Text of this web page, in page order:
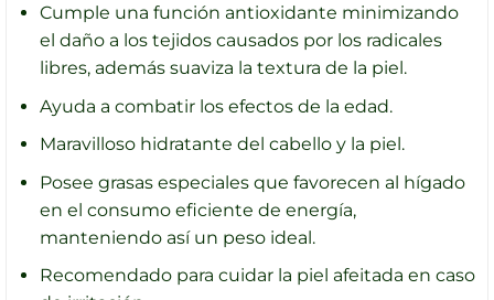
Cumple una función antioxidante minimizando
el daño a los tejidos causados por los radicales
libres, además suaviza la textura de la piel.
Ayuda a combatir los efectos de la edad.
Maravilloso hidratante del cabello y la piel.
Posee grasas especiales que favorecen al hígado
en el consumo eficiente de energía,
manteniendo así un peso ideal.
Recomendado para cuidar la piel afeitada en caso